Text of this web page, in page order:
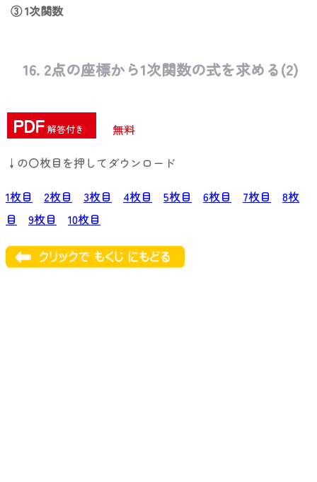
③ 1次関数
16. 2点の座標から1次関数の式を求める(2)
PDF 解答付き
無料
↓の〇枚目を押してダウンロード
1枚目
2枚目 3枚目 4枚目 5枚目 6枚目 7枚目
8枚
目
9枚目 10枚目